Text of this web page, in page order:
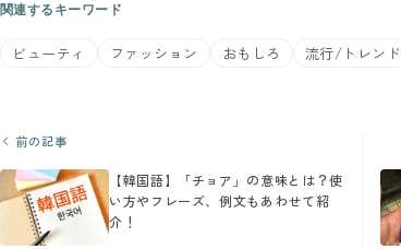
関連するキーワード
ビューティ ファッション おもしろ 流行/トレンド
前の記事
【韓国語】「チョア」の意味とは？使
い方やフレーズ、例文もあわせて紹
介！